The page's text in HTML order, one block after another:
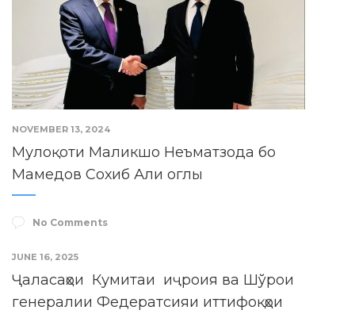
NOVEMBER 13, 2024
Мулоқоти Маликшо Неъматзода бо
Мамедов Сохиб Али оглы
No Comments
JUNE 16, 2025
Ҷаласаҳои Кумитаи иҷроия ва Шўрои
генералии Федератсияи иттифоқҳои